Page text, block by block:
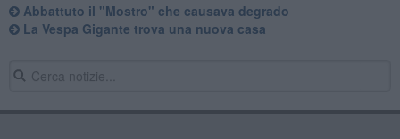
Abbattuto il "Mostro" che causava degrado
La Vespa Gigante trova una nuova casa